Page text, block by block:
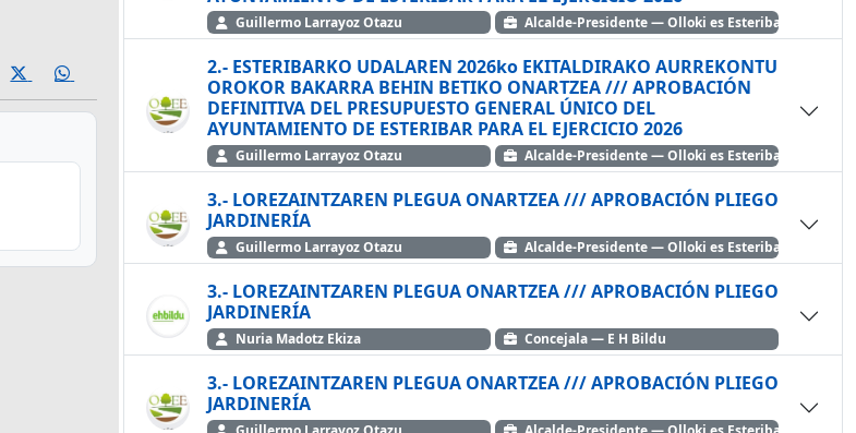
Guillermo Larrayoz Otazu Alcalde-Presidente — Olloki es Esteribar
2.- ESTERIBARKO UDALAREN 2026ko EKITALDIRAKO AURREKONTU
OROKOR BAKARRA BEHIN BETIKO ONARTZEA /// APROBACIÓN
DEFINITIVA DEL PRESUPUESTO GENERAL ÚNICO DEL
AYUNTAMIENTO DE ESTERIBAR PARA EL EJERCICIO 2026
Guillermo Larrayoz Otazu Alcalde-Presidente — Olloki es Esteribar
3.- LOREZAINTZAREN PLEGUA ONARTZEA /// APROBACIÓN PLIEGO
JARDINERÍA
Guillermo Larrayoz Otazu Alcalde-Presidente — Olloki es Esteribar
3.- LOREZAINTZAREN PLEGUA ONARTZEA /// APROBACIÓN PLIEGO
JARDINERÍA
Nuria Madotz Ekiza Concejala — E H Bildu
3.- LOREZAINTZAREN PLEGUA ONARTZEA /// APROBACIÓN PLIEGO
JARDINERÍA